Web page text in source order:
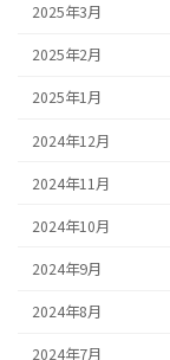
2025年3月
2025年2月
2025年1月
2024年12月
2024年11月
2024年10月
2024年9月
2024年8月
2024年7月